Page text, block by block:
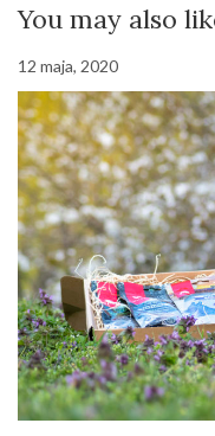
You may also
12 maja, 2020